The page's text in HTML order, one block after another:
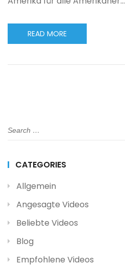
READ MORE
CATEGORIES
Allgemein
Angesagte Videos
Beliebte Videos
Blog
Empfohlene Videos